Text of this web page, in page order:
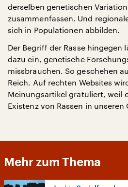
derselben genetischen
zusammenfassen. Und
sich in Populationen abbilden.
Der Begriff der Rasse hingegen
dazu ein, genetische
missbrauchen. So geschehen
Reich. Auf rechten Websites
Meinungsartikel gratuliert, weil
Existenz von Rassen in
Mehr zum Thema